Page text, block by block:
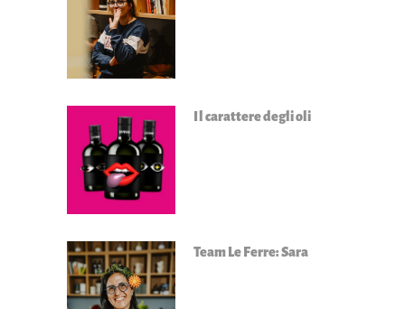
Il carattere degli oli
Team Le Ferre: Sara